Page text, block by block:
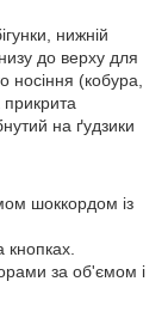
нижній
до верху для
носіння (кобура,
на ґудзики
шоккордом із
за об'ємом і